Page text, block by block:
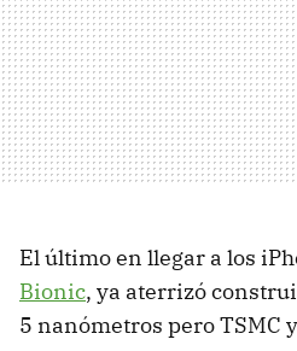
El último en llegar a los
Bionic, ya aterrizó
5 nanómetros pero TSMC